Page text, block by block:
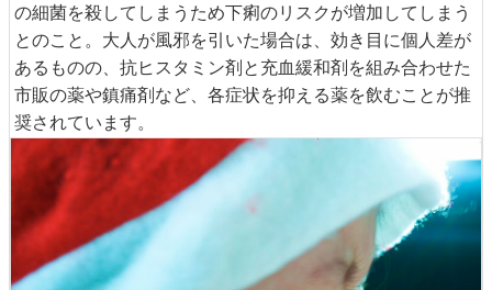
の細菌を殺してしまうため下痢のリスクが増加してしまう
とのこと。大人が風邪を引いた場合は、効き目に個人差が
あるものの、抗ヒスタミン剤と充血緩和剤を組み合わせた
市販の薬や鎮痛剤など、各症状を抑える薬を飲むことが推
奨されています。